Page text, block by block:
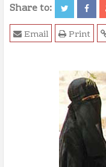
Share to:
Print
Email